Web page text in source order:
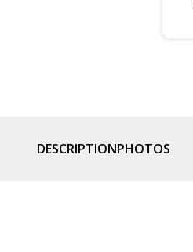
DESCRIPTIONPHOTOS